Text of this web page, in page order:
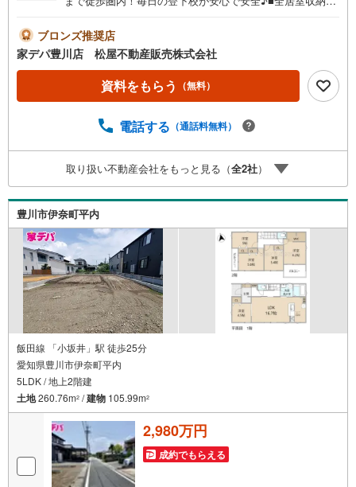
「耐久性」を備えた安心住宅■おすすめポイント ・壁面が
広く家具の配置がしやすいリビングは広さ17.7帖●家デパ
松屋不動産販売 のつよみ●・豊橋市・豊川市・知立市・浜
松市の4店舗営業中！三河エリア・遠州エリアの物件ならお
まかせください。新築戸建、中古戸建、中古マンション、
古物件のリフォーム実績多数！中古物件をご購入の際、約7
ます。・キッズスペース用意しております。ぜひご家族そ
ろってご来場ください。・営業時間 午前9時00分～午後6時
30分 （定休日:水曜日）この時間帯はお電話でのお問い合
わせがスムーズにご案内できます。右下の電話ボタンをタ
ッチ！もしくはお気軽にお電話ください。
ブロンズ推奨店
家デパ豊川店 松屋不動産販売株式会社
資料をもらう （無料）
電話する （通話料無料）
取り扱い不動産会社をもっと見る（全2社）
豊川市伊奈町平内
飯田線 「小坂井」駅 徒歩25分
愛知県豊川市伊奈町平内
5LDK / 地上2階建
土地260.76m2 /建物 105.99m2
2,980万円
成約でもらえる